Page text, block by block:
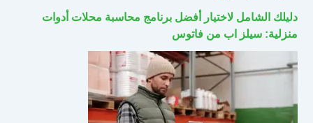
دليلك الشامل لاختيار أفضل برنامج محاسبة محلات أدوات
منزلية: سيلز اب من فاتوس